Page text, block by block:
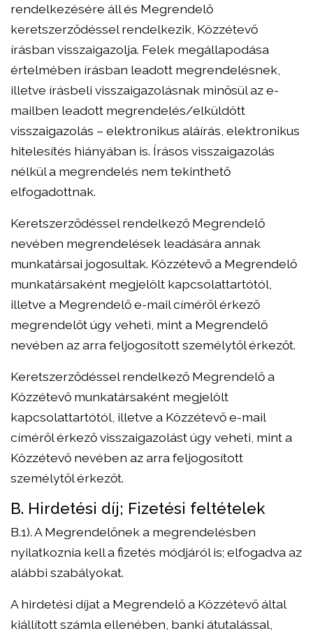
rendelkezésére áll és Megrendelő
keretszerződéssel rendelkezik, Közzétevő
írásban visszaigazolja. Felek megállapodása
értelmében írásban leadott megrendelésnek,
illetve írásbeli visszaigazolásnak minősül az e-
mailben leadott megrendelés/elküldött
visszaigazolás – elektronikus aláírás, elektronikus
hitelesítés hiányában is. Írásos visszaigazolás
nélkül a megrendelés nem tekinthető
elfogadottnak.
Keretszerződéssel rendelkező Megrendelő
nevében megrendelések leadására annak
munkatársai jogosultak. Közzétevő a Megrendelő
munkatársaként megjelölt kapcsolattartótól,
illetve a Megrendelő e-mail címéről érkező
megrendelőt úgy veheti, mint a Megrendelő
nevében az arra feljogosított személytől érkezőt.
Keretszerződéssel rendelkező Megrendelő a
Közzétevő munkatársaként megjelölt
kapcsolattartótól, illetve a Közzétevő e-mail
címéről érkező visszaigazolást úgy veheti, mint a
Közzétevő nevében az arra feljogosított
személytől érkezőt.
B. Hirdetési díj; Fizetési feltételek
B.1). A Megrendelőnek a megrendelésben
nyilatkoznia kell a fizetés módjáról is; elfogadva az
alábbi szabályokat.
A hirdetési díjat a Megrendelő a Közzétevő által
kiállított számla ellenében, banki átutalással,